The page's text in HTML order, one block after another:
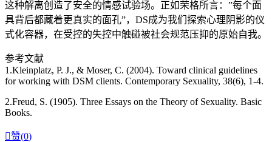
这种解离创造了安全的情感试验场。正如荣格所言：”每个面
具背后都藏着更真实的面孔”，DS成为我们探索心理阴影的仪
式化容器，在受控的失控中触碰被社会规范压抑的原始自我。
参考文献
1.Kleinplatz, P. J., & Moser, C. (2004). Toward clinical guidelines
for working with DSM clients. Contemporary Sexuality, 38(6), 1-4.
2.Freud, S. (1905). Three Essays on the Theory of Sexuality. Basic
Books.
赞(0)